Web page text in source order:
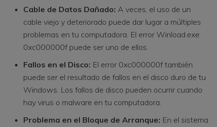
Cable de Datos Dañado: A veces, el uso de un
cable viejo y deteriorado puede dar lugar a múltiples
problemas en tu computadora. El error Winload.exe
0xc000000f puede ser uno de ellos.
Fallos en el Disco: El error 0xc000000f también
puede ser el resultado de fallos en el disco duro de tu
Windows. Los fallos de disco pueden ocurrir cuando
hay virus o malware en tu computadora.
Problema en el Bloque de Arranque: En el sistema